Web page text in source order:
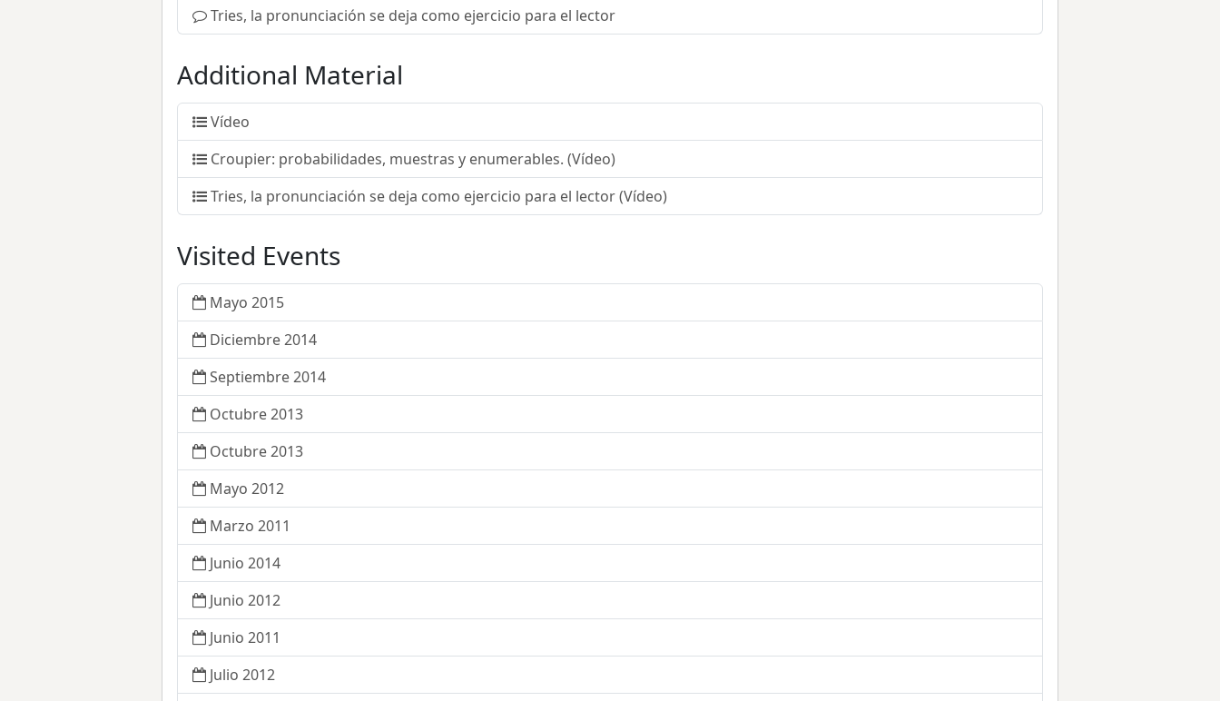
Tries, la pronunciación se deja como ejercicio para el lector
Additional Material
Vídeo
Croupier: probabilidades, muestras y enumerables. (Vídeo)
Tries, la pronunciación se deja como ejercicio para el lector (Vídeo)
Visited Events
Mayo 2015
Diciembre 2014
Septiembre 2014
Octubre 2013
Octubre 2013
Mayo 2012
Marzo 2011
Junio 2014
Junio 2012
Junio 2011
Julio 2012